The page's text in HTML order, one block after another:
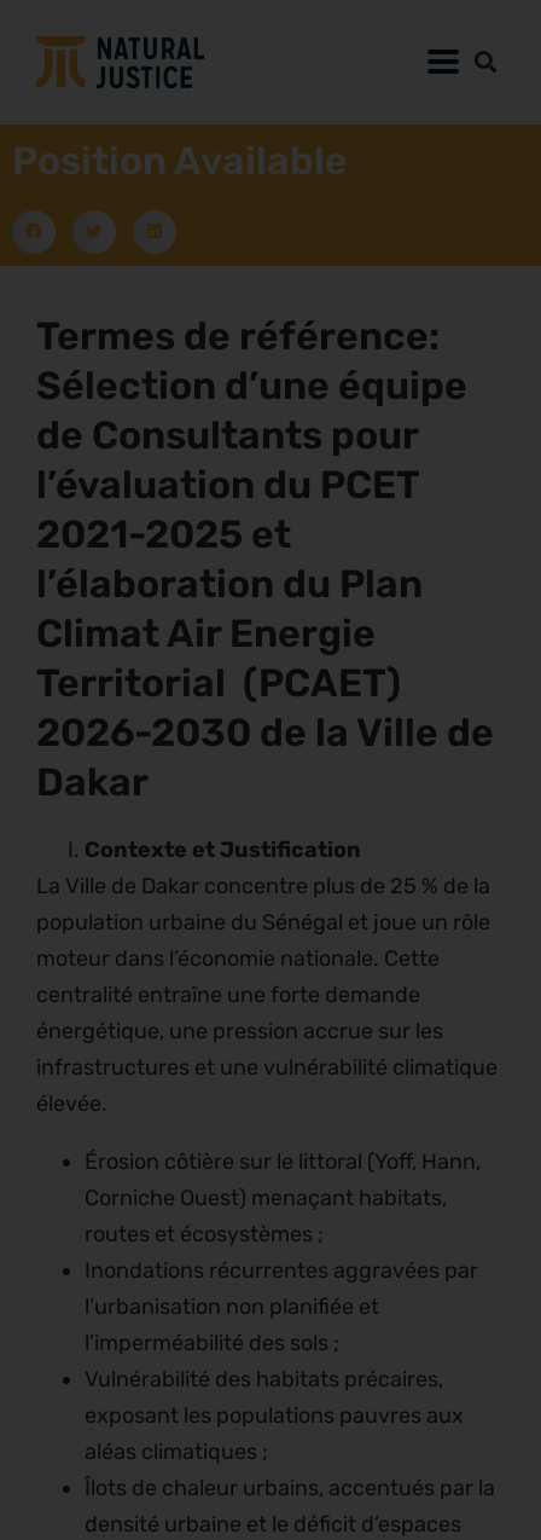
Position Available
Termes de référence:
Sélection d’une équipe
de Consultants pour
l’évaluation du PCET
2021-2025 et
l’élaboration du Plan
Climat Air Energie
Territorial (PCAET)
2026-2030 de la Ville de
Dakar
Contexte et Justification
La Ville de Dakar concentre plus de 25 % de la
population urbaine du Sénégal et joue un rôle
moteur dans l’économie nationale. Cette
centralité entraîne une forte demande
énergétique, une pression accrue sur les
infrastructures et une vulnérabilité climatique
élevée.
Érosion côtière sur le littoral (Yoff, Hann,
Corniche Ouest) menaçant habitats,
routes et écosystèmes ;
Inondations récurrentes aggravées par
l’urbanisation non planifiée et
l’imperméabilité des sols ;
Vulnérabilité des habitats précaires,
exposant les populations pauvres aux
aléas climatiques ;
Îlots de chaleur urbains, accentués par la
densité urbaine et le déficit d’espaces